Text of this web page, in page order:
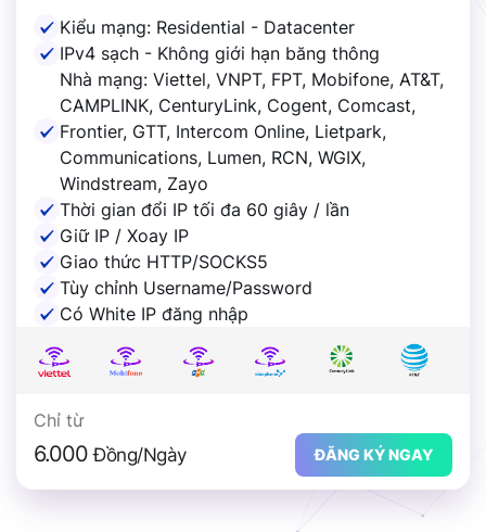
Kiểu mạng: Residential - Datacenter
IPv4 sạch - Không giới hạn băng thông
Nhà mạng: Viettel, VNPT, FPT, Mobifone, AT&T,
CAMPLINK, CenturyLink, Cogent, Comcast,
Frontier, GTT, Intercom Online, Lietpark,
Communications, Lumen, RCN, WGIX,
Windstream, Zayo
Thời gian đổi IP tối đa 60 giây / lần
Giữ IP / Xoay IP
Giao thức HTTP/SOCKS5
Tùy chỉnh Username/Password
Có White IP đăng nhập
Chỉ từ
6.000Đồng/Ngày ĐĂNG KÝ NGAY